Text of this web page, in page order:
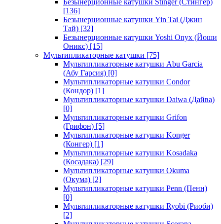
Безынерционные катушки Stinger (Стингер)
[136]
Безынерционные катушки Yin Tai (Джин
Тай) [32]
Безынерционные катушки Yoshi Onyx (Йоши
Оникс) [15]
Мультипликаторные катушки [75]
Мультипликаторные катушки Abu Garcia
(Абу Гарсия) [0]
Мультипликаторные катушки Condor
(Кондор) [1]
Мультипликаторные катушки Daiwa (Дайва)
[0]
Мультипликаторные катушки Grifon
(Грифон) [5]
Мультипликаторные катушки Konger
(Конгер) [1]
Мультипликаторные катушки Kosadaka
(Косадака) [29]
Мультипликаторные катушки Okuma
(Окума) [2]
Мультипликаторные катушки Penn (Пенн)
[0]
Мультипликаторные катушки Ryobi (Риоби)
[2]